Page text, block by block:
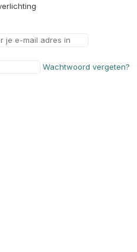
Wachtwoord vergeten?